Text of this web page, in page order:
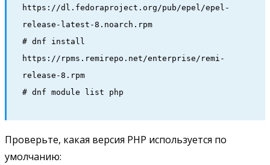
https://dl.fedoraproject.org/pub/epel/epel-
release-latest-8.noarch.rpm
# dnf install
https://rpms.remirepo.net/enterprise/remi-
release-8.rpm
# dnf module list php
Проверьте, какая версия PHP используется по
умолчанию: